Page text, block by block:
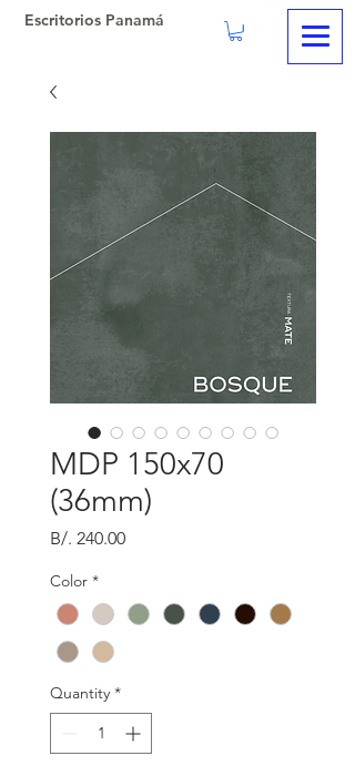
Escritorios Panamá
MDP 150x70
(36mm)
B/. 240.00Price
Color *
Quantity *